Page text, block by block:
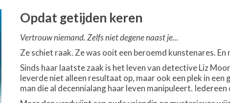
Opdat getijden keren
Vertrouw niemand. Zelfs niet degene naast je...
Ze schiet raak. Ze was ooit een beroemd kunstenares.
Sinds haar laatste zaak is het leven van detective Liz
leverde niet alleen resultaat op, maar ook een plek in een
man die al decennialang haar leven manipuleert.